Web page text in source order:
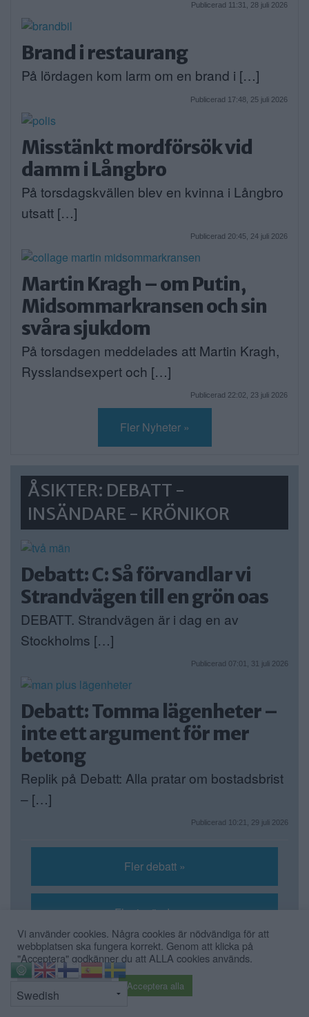
Publicerad 11:31, 28 juli 2026
Brand i restaurang
På lördagen kom larm om en brand i […]
Publicerad 17:48, 25 juli 2026
Misstänkt mordförsök vid
damm i Långbro
På torsdagskvällen blev en kvinna i Långbro
utsatt […]
Publicerad 20:45, 24 juli 2026
Martin Kragh – om Putin,
Midsommarkransen och sin
svåra sjukdom
På torsdagen meddelades att Martin Kragh,
Rysslandsexpert och […]
Publicerad 22:02, 23 juli 2026
Fler Nyheter »
ÅSIKTER: DEBATT -
INSÄNDARE - KRÖNIKOR
Debatt: C: Så förvandlar vi
Strandvägen till en grön oas
DEBATT. Strandvägen är i dag en av
Stockholms […]
Publicerad 07:01, 31 juli 2026
Debatt: Tomma lägenheter –
inte ett argument för mer
betong
Replik på Debatt: Alla pratar om bostadsbrist
– […]
Publicerad 10:21, 29 juli 2026
Fler debatt »
Fler insändare »
Fler krönikor »
Vi använder cookies. Några cookies är nödvändiga för att
webbplatsen ska fungera korrekt. Genom att klicka på
"Acceptera" godkänner du att ALLA cookies används.
Acceptera alla